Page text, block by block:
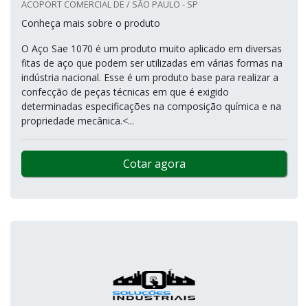
ACOPORT COMERCIAL DE / SÃO PAULO - SP
Conheça mais sobre o produto
O Aço Sae 1070 é um produto muito aplicado em diversas
fitas de aço que podem ser utilizadas em várias formas na
indústria nacional. Esse é um produto base para realizar a
confecção de peças técnicas em que é exigido
determinadas especificações na composição química e na
propriedade mecânica.<...
Cotar agora